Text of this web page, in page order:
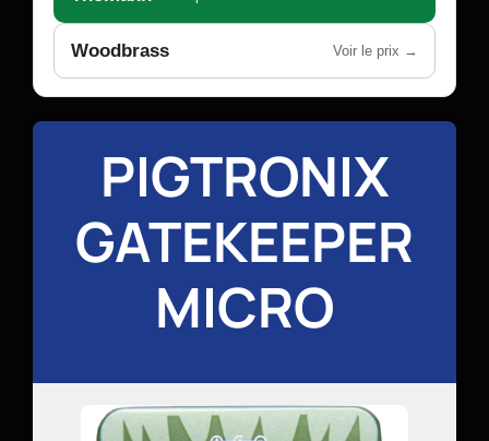
Woodbrass Voir le prix →
PIGTRONIX
GATEKEEPER
MICRO